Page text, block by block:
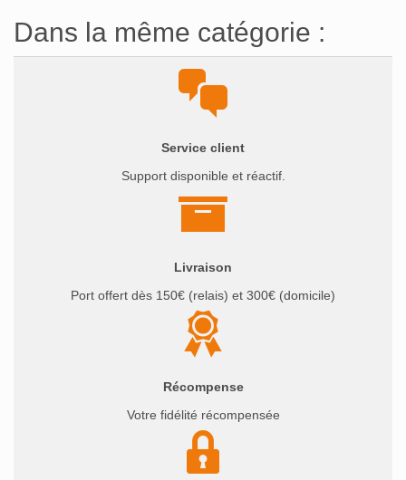
était :
60€.
est :
54€.
Dans la même catégorie :
Service client
Support disponible et réactif.
Livraison
Port offert dès 150€ (relais) et 300€ (domicile)
Récompense
Votre fidélité récompensée